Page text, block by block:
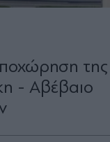
της
- Αβέβαιο